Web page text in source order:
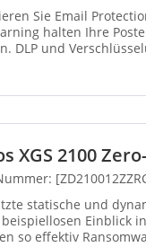
Sie Email
halten Ihre
DLP und
XGS 2100
statische und
beispiellosen Einblick
so effektiv